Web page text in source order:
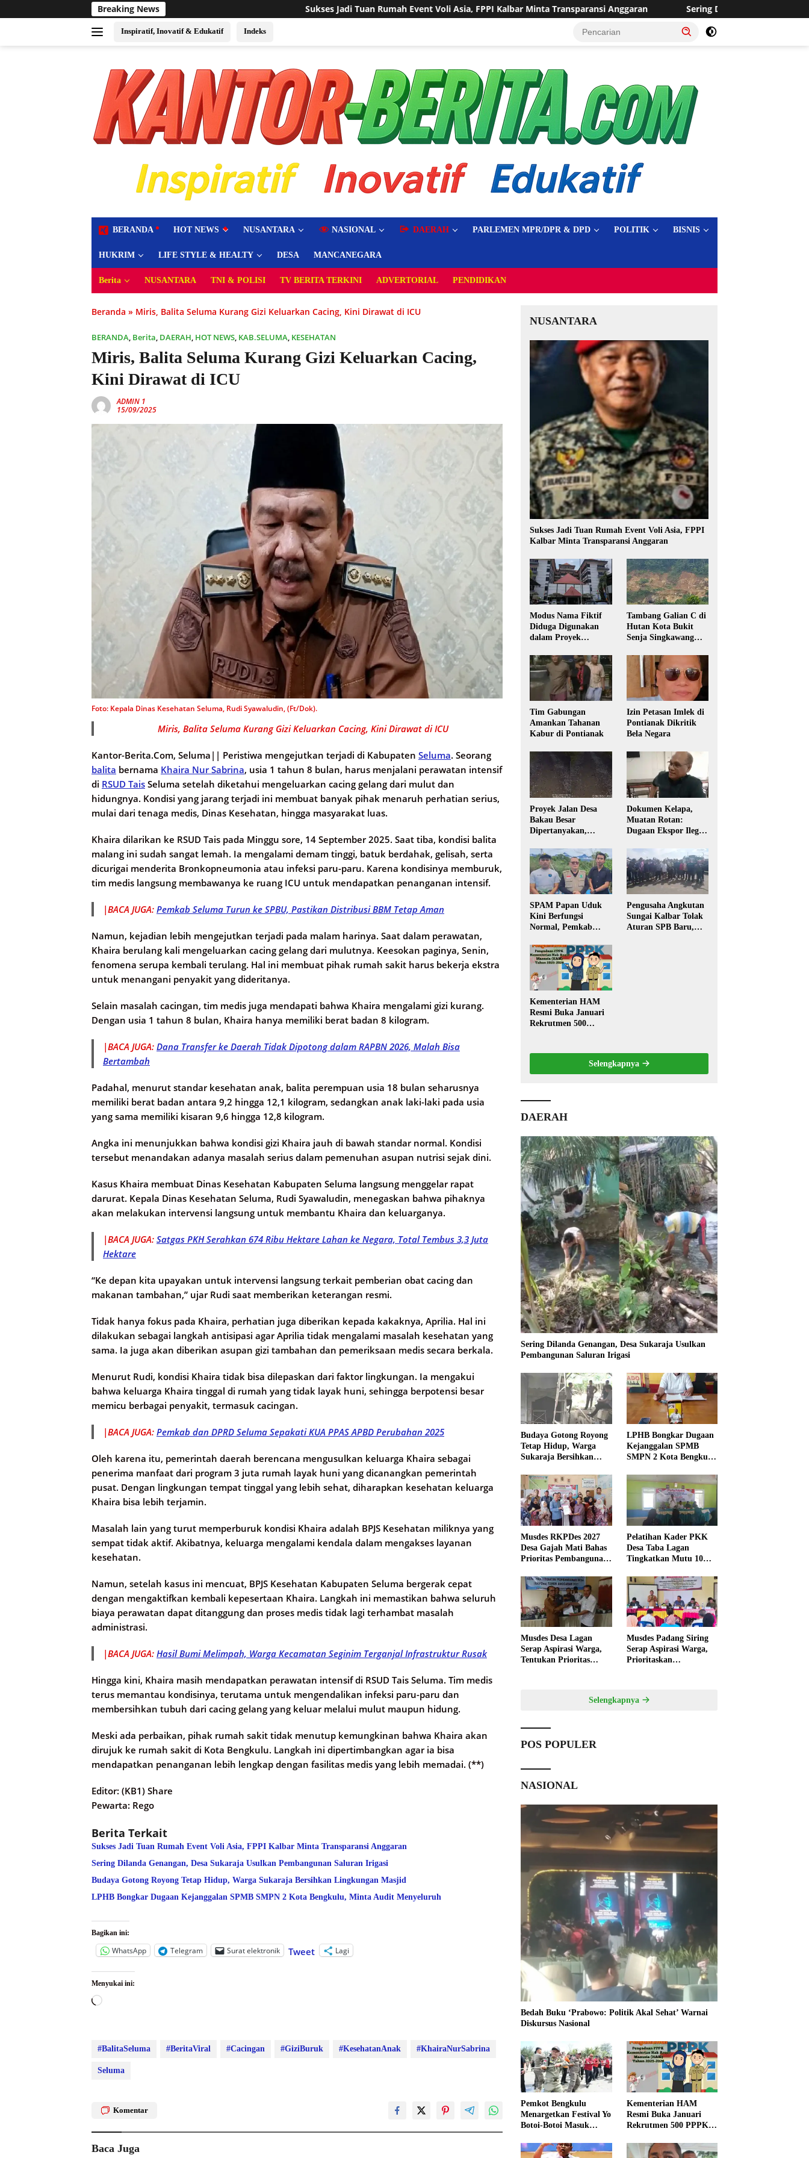
ke
Breaking News Sukses Jadi Tuan Rumah Event Voli Asia, FPPI Kalbar Minta Transparansi Anggaran Sering Dilanda Genangan, Desa Sukaraja Usulkan
Inspiratif, Inovatif & Edukatif Indeks
BERANDA HOT NEWS NUSANTARA NASIONAL DAERAH PARLEMEN MPR/DPR & DPD POLITIK BISNIS
HUKRIM LIFE STYLE & HEALTY DESA MANCANEGARA
Berita NUSANTARA TNI & POLISI TV BERITA TERKINI ADVERTORIAL PENDIDIKAN
Beranda » Miris, Balita Seluma Kurang Gizi Keluarkan Cacing, Kini Dirawat di ICU
BERANDA, Berita, DAERAH, HOT NEWS, KAB.SELUMA, KESEHATAN
Miris, Balita Seluma Kurang Gizi Keluarkan Cacing,
Kini Dirawat di ICU
ADMIN 1
15/09/2025
Foto: Kepala Dinas Kesehatan Seluma, Rudi Syawaludin, (Ft/Dok).
Miris, Balita Seluma Kurang Gizi Keluarkan Cacing, Kini Dirawat di ICU
Kantor-Berita.Com, Seluma|| Peristiwa mengejutkan terjadi di Kabupaten Seluma. Seorang
balita bernama Khaira Nur Sabrina, usia 1 tahun 8 bulan, harus menjalani perawatan intensif
di RSUD Tais Seluma setelah diketahui mengeluarkan cacing gelang dari mulut dan
hidungnya. Kondisi yang jarang terjadi ini membuat banyak pihak menaruh perhatian serius,
mulai dari tenaga medis, Dinas Kesehatan, hingga masyarakat luas.
Khaira dilarikan ke RSUD Tais pada Minggu sore, 14 September 2025. Saat tiba, kondisi balita
malang ini sudah sangat lemah. Ia mengalami demam tinggi, batuk berdahak, gelisah, serta
dicurigai menderita Bronkopneumonia atau infeksi paru-paru. Karena kondisinya memburuk,
tim medis langsung membawanya ke ruang ICU untuk mendapatkan penanganan intensif.
|BACA JUGA: Pemkab Seluma Turun ke SPBU, Pastikan Distribusi BBM Tetap Aman
Namun, kejadian lebih mengejutkan terjadi pada malam harinya. Saat dalam perawatan,
Khaira berulang kali mengeluarkan cacing gelang dari mulutnya. Keesokan paginya, Senin,
fenomena serupa kembali terulang. Hal ini membuat pihak rumah sakit harus bekerja ekstra
untuk menangani penyakit yang dideritanya.
Selain masalah cacingan, tim medis juga mendapati bahwa Khaira mengalami gizi kurang.
Dengan usia 1 tahun 8 bulan, Khaira hanya memiliki berat badan 8 kilogram.
|BACA JUGA: Dana Transfer ke Daerah Tidak Dipotong dalam RAPBN 2026, Malah Bisa
Bertambah
Padahal, menurut standar kesehatan anak, balita perempuan usia 18 bulan seharusnya
memiliki berat badan antara 9,2 hingga 12,1 kilogram, sedangkan anak laki-laki pada usia
yang sama memiliki kisaran 9,6 hingga 12,8 kilogram.
Angka ini menunjukkan bahwa kondisi gizi Khaira jauh di bawah standar normal. Kondisi
tersebut menandakan adanya masalah serius dalam pemenuhan asupan nutrisi sejak dini.
Kasus Khaira membuat Dinas Kesehatan Kabupaten Seluma langsung menggelar rapat
darurat. Kepala Dinas Kesehatan Seluma, Rudi Syawaludin, menegaskan bahwa pihaknya
akan melakukan intervensi langsung untuk membantu Khaira dan keluarganya.
|BACA JUGA: Satgas PKH Serahkan 674 Ribu Hektare Lahan ke Negara, Total Tembus 3,3 Juta
Hektare
“Ke depan kita upayakan untuk intervensi langsung terkait pemberian obat cacing dan
makanan tambahan,” ujar Rudi saat memberikan keterangan resmi.
Tidak hanya fokus pada Khaira, perhatian juga diberikan kepada kakaknya, Aprilia. Hal ini
dilakukan sebagai langkah antisipasi agar Aprilia tidak mengalami masalah kesehatan yang
sama. Ia juga akan diberikan asupan gizi tambahan dan pemeriksaan medis secara berkala.
Menurut Rudi, kondisi Khaira tidak bisa dilepaskan dari faktor lingkungan. Ia mengakui
bahwa keluarga Khaira tinggal di rumah yang tidak layak huni, sehingga berpotensi besar
memicu berbagai penyakit, termasuk cacingan.
|BACA JUGA: Pemkab dan DPRD Seluma Sepakati KUA PPAS APBD Perubahan 2025
Oleh karena itu, pemerintah daerah berencana mengusulkan keluarga Khaira sebagai
penerima manfaat dari program 3 juta rumah layak huni yang dicanangkan pemerintah
pusat. Dengan lingkungan tempat tinggal yang lebih sehat, diharapkan kesehatan keluarga
Khaira bisa lebih terjamin.
Masalah lain yang turut memperburuk kondisi Khaira adalah BPJS Kesehatan miliknya yang
sempat tidak aktif. Akibatnya, keluarga mengalami kendala dalam mengakses layanan
kesehatan.
Namun, setelah kasus ini mencuat, BPJS Kesehatan Kabupaten Seluma bergerak cepat
dengan mengaktifkan kembali kepesertaan Khaira. Langkah ini memastikan bahwa seluruh
biaya perawatan dapat ditanggung dan proses medis tidak lagi terhambat masalah
administrasi.
|BACA JUGA: Hasil Bumi Melimpah, Warga Kecamatan Seginim Terganjal Infrastruktur Rusak
Hingga kini, Khaira masih mendapatkan perawatan intensif di RSUD Tais Seluma. Tim medis
terus memantau kondisinya, terutama untuk mengendalikan infeksi paru-paru dan
membersihkan tubuh dari cacing gelang yang keluar melalui mulut maupun hidung.
Meski ada perbaikan, pihak rumah sakit tidak menutup kemungkinan bahwa Khaira akan
dirujuk ke rumah sakit di Kota Bengkulu. Langkah ini dipertimbangkan agar ia bisa
mendapatkan penanganan lebih lengkap dengan fasilitas medis yang lebih memadai. (**)
Editor: (KB1) Share
Pewarta: Rego
Berita Terkait
Sukses Jadi Tuan Rumah Event Voli Asia, FPPI Kalbar Minta Transparansi Anggaran
Sering Dilanda Genangan, Desa Sukaraja Usulkan Pembangunan Saluran Irigasi
Budaya Gotong Royong Tetap Hidup, Warga Sukaraja Bersihkan Lingkungan Masjid
LPHB Bongkar Dugaan Kejanggalan SPMB SMPN 2 Kota Bengkulu, Minta Audit Menyeluruh
Bagikan ini:
WhatsApp Telegram Surat elektronik Tweet Lagi
Menyukai ini:
Memuat...
#BalitaSeluma #BeritaViral #Cacingan #GiziBuruk #KesehatanAnak #KhairaNurSabrina
Seluma
Komentar
Baca Juga
NUSANTARA
Sukses Jadi Tuan Rumah Event Voli Asia, FPPI
Kalbar Minta Transparansi Anggaran
Modus Nama Fiktif
Diduga Digunakan
dalam Proyek
Tambang Galian C di
Hutan Kota Bukit
Senja Singkawang
Tim Gabungan
Amankan Tahanan
Kabur di Pontianak
Izin Petasan Imlek di
Pontianak Dikritik
Bela Negara
Proyek Jalan Desa
Bakau Besar
Dipertanyakan,
dan Transparansi
Pelaksanaan
Pembangunan
Dokumen Kelapa,
Muatan Rotan:
Dugaan Ekspor Ilegal
Publik Kalbar
SPAM Papan Uduk
Kini Berfungsi
Normal, Pemkab
Distribusi Air Bersih
Lancar ke Rumah
Warga
Pengusaha Angkutan
Sungai Kalbar Tolak
Aturan SPB Baru,
Kementerian HAM
Resmi Buka Januari
Rekrutmen 500
Selengkapnya
DAERAH
Sering Dilanda Genangan, Desa Sukaraja Usulkan
Pembangunan Saluran Irigasi
Budaya Gotong Royong
Tetap Hidup, Warga
Sukaraja Bersihkan
LPHB Bongkar Dugaan
Kejanggalan SPMB
SMPN 2 Kota Bengkulu,
Menyeluruh
Musdes RKPDes 2027
Desa Gajah Mati Bahas
Prioritas Pembangunan
Pelatihan Kader PKK
Desa Taba Lagan
Tingkatkan Mutu 10
Musdes Desa Lagan
Serap Aspirasi Warga,
Tentukan Prioritas
Musdes Padang Siring
Serap Aspirasi Warga,
Prioritaskan
Selengkapnya
POS POPULER
NASIONAL
Bedah Buku ‘Prabowo: Politik Akal Sehat’ Warnai
Diskursus Nasional
Pemkot Bengkulu
Menargetkan Festival Yo
Botoi-Botoi Masuk
Nasional
Kementerian HAM
Resmi Buka Januari
Rekrutmen 500 PPPK,